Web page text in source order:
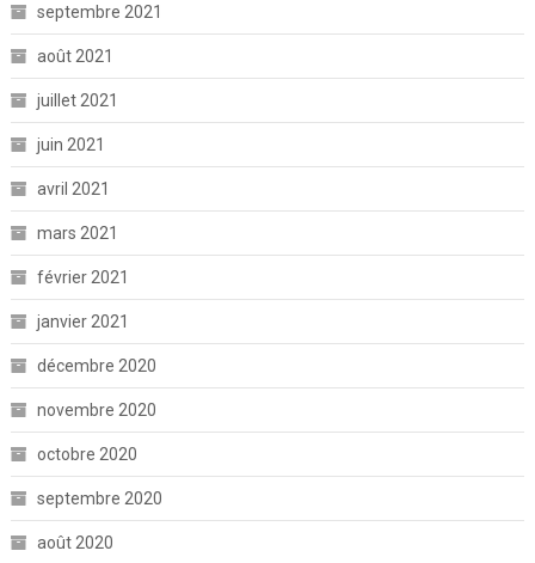
septembre 2021
août 2021
juillet 2021
juin 2021
avril 2021
mars 2021
février 2021
janvier 2021
décembre 2020
novembre 2020
octobre 2020
septembre 2020
août 2020